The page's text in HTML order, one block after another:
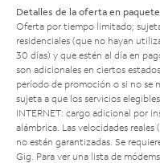
Detalles de la oferta en paquete
Oferta por tiempo limitado;
residenciales (que no hayan
30 días) y que estén al día en
son adicionales en ciertos
período de promoción o si no se
sujeta a que los servicios
INTERNET: cargo adicional por
alámbrica. Las velocidades
no están garantizadas. Se
Gig. Para ver una lista de